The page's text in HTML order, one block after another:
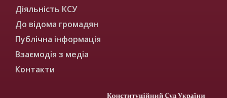
Діяльність КСУ
До відома громадян
Публічна інформація
Взаємодія з медіа
Контакти